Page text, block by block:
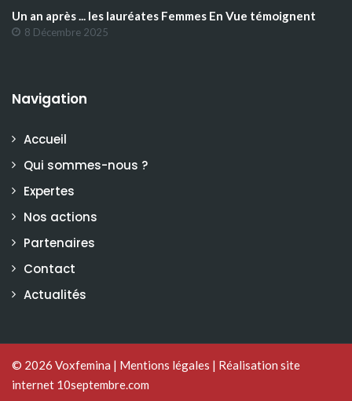
Un an après ... les lauréates Femmes En Vue témoignent
8 Décembre 2025
Navigation
Accueil
Qui sommes-nous ?
Expertes
Nos actions
Partenaires
Contact
Actualités
© 2026 Voxfemina | Mentions légales | Réalisation site
internet 10septembre.com